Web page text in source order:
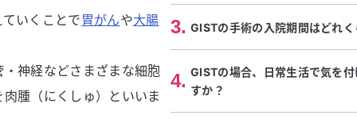
いくことで 胃がんや大腸
神経などさまざまな細胞
腫（にくしゅ）といいま
3. GISTの手術の入院期間はどれく
4. GISTの場合、日常生活で気を
すか？